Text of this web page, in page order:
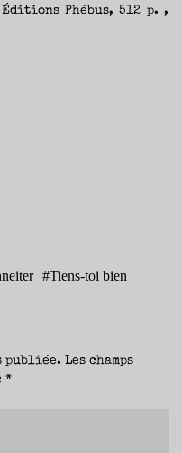
Phébus, 512 p. ,
#Tiens-toi bien
publiée. Les champs
*